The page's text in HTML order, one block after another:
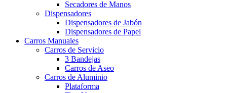
Secadores de Manos
Dispensadores
Dispensadores de Jabón
Dispensadores de Papel
Carros Manuales
Carros de Servicio
3 Bandejas
Carros de Aseo
Carros de Aluminio
Plataforma